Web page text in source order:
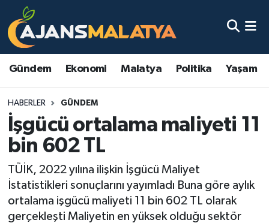
Gündem Ekonomi Malatya Politika Yaşam
HABERLER GÜNDEM
İşgücü ortalama maliyeti 11
bin 602 TL
TÜİK, 2022 yılına ilişkin İşgücü Maliyet
İstatistikleri sonuçlarını yayımladı Buna göre aylık
ortalama işgücü maliyeti 11 bin 602 TL olarak
gerçekleşti Maliyetin en yüksek olduğu sektör
Asayiş
Eğitim
Ekonomi
Gündem
Kadın
Malatya Nöbetçi Eczaneler
Malatya Namaz Vakitleri
Malatya Trafik Yoğunluk Haritası
TFF 3.Lig 2.Grup Puan Durumu ve Fikstür
Tüm Manşetler